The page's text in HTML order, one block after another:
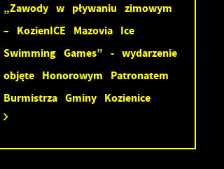
„Zawody w pływaniu zimowym
– KozienICE Mazovia Ice
Swimming Games” - wydarzenie
objęte Honorowym Patronatem
Burmistrza Gminy Kozienice